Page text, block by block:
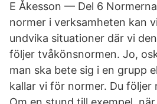
E Åkesson — Del 6
normer i verksamheten kan
undvika situationer där vi
följer tvåkönsnormen. Jo,
man ska bete sig i en grupp
kallar vi för normer. Du följer